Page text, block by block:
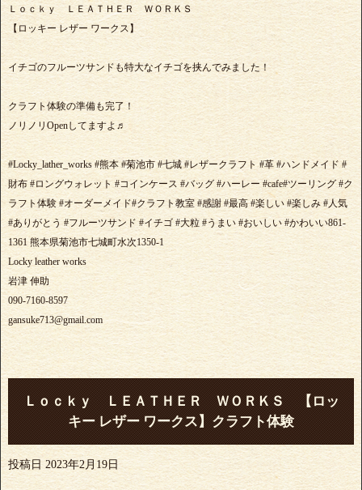
Ｌｏｃｋｙ ＬＥＡＴＨＥＲ ＷＯＲＫＳ
【ロッキー レザー ワークス】
イチゴのフルーツサンドも特大なイチゴを挟んでみました！
クラフト体験の準備も完了！
ノリノリOpenしてますよ♬
#Locky_lather_works #熊本 #菊池市 #七城 #レザークラフト #革 #ハンドメイド #
財布 #ロングウォレット #コインケース #バッグ #ハーレー #cafe#ツーリング #ク
ラフト体験 #オーダーメイド#クラフト教室 #感謝 #最高 #楽しい #楽しみ #人気
#ありがとう #フルーツサンド #イチゴ #大粒 #うまい #おいしい #かわいい861-
1361 熊本県菊池市七城町水次1350-1
Locky leather works
岩津 伸助
090-7160-8597
gansuke713@gmail.com
Ｌｏｃｋｙ ＬＥＡＴＨＥＲ ＷＯＲＫＳ 【ロッ
キー レザー ワークス】クラフト体験
投稿日 2023年2月19日